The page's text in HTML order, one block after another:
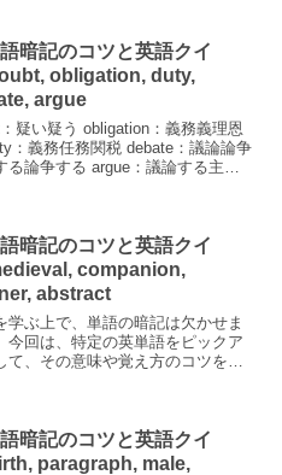
暗記のコツと英語クイ
obligation, duty,
argue
疑い疑う obligation：義務義理恩
：義務任務関税 debate：議論論争
る論争する argue：議論する主張
暗記のコツと英語クイ
companion,
abstract
学ぶ上で、単語の暗記は欠かせま
今回は、特定の英単語をピックア
て、その意味や覚え方のコツをご
暗記のコツと英語クイ
paragraph, male,